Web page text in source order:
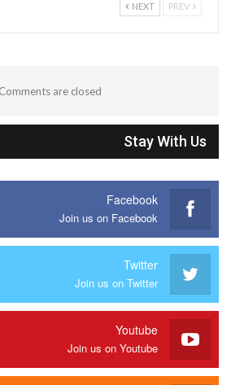
NEXT
Comments are closed.
Stay With Us
Facebook
Join us on Facebook
Twitter
Join us on Twitter
Youtube
Join us on Youtube